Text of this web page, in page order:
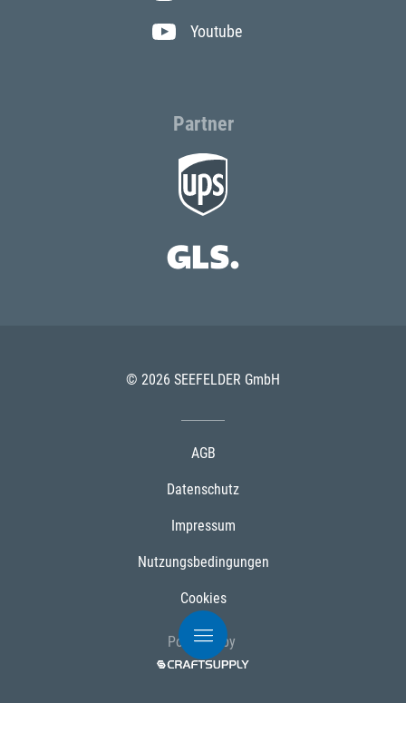
Youtube
Partner
© 2026 SEEFELDER GmbH
AGB
Datenschutz
Impressum
Nutzungsbedingungen
Cookies
Powered by